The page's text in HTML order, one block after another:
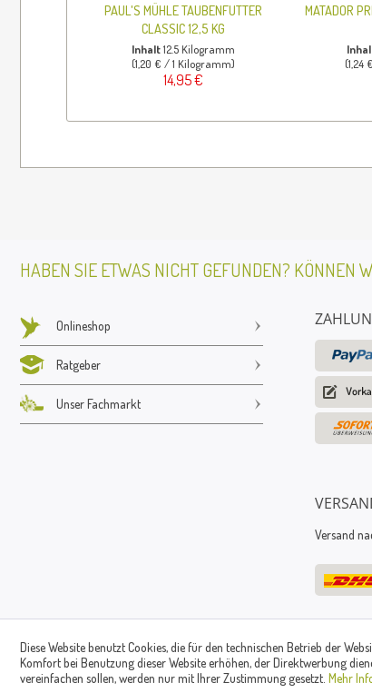
PAUL'S MÜHLE TAUBENFUTTER
CLASSIC 12,5 KG
Inhalt12.5 Kilogramm
(1,20 € / 1 Kilogramm)
14,95 €
MATADOR
(1,24
HABEN SIE ETWAS NICHT GEFUNDEN? KÖNNEN
Onlineshop
Ratgeber
Unser Fachmarkt
Versand
Diese Website benutzt Cookies, die für den technischen Betrieb der
Komfort bei Benutzung dieser Website erhöhen, der Direktwerbung
vereinfachen sollen, werden nur mit Ihrer Zustimmung gesetzt. Mehr